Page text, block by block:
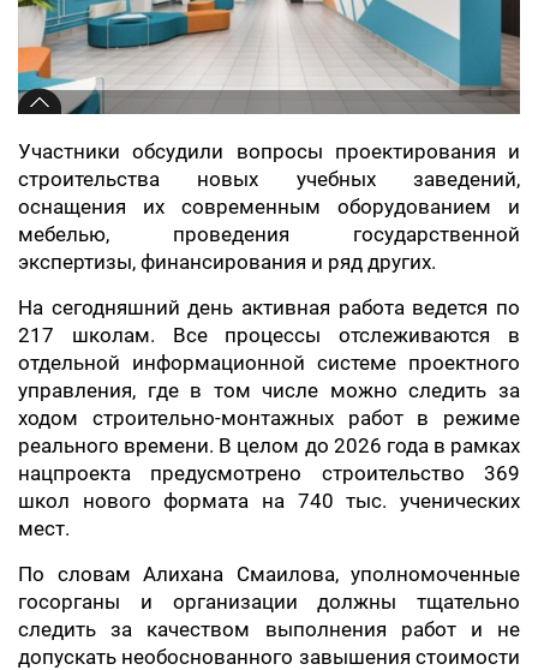
Участники обсудили вопросы проектирования и
строительства новых учебных заведений,
оснащения их современным оборудованием и
мебелью, проведения государственной
экспертизы, финансирования и ряд других.
На сегодняшний день активная работа ведется по
217 школам. Все процессы отслеживаются в
отдельной информационной системе проектного
управления, где в том числе можно следить за
ходом строительно-монтажных работ в режиме
реального времени. В целом до 2026 года в рамках
нацпроекта предусмотрено строительство 369
школ нового формата на 740 тыс. ученических
мест.
По словам Алихана Смаилова, уполномоченные
госорганы и организации должны тщательно
следить за качеством выполнения работ и не
допускать необоснованного завышения стоимости